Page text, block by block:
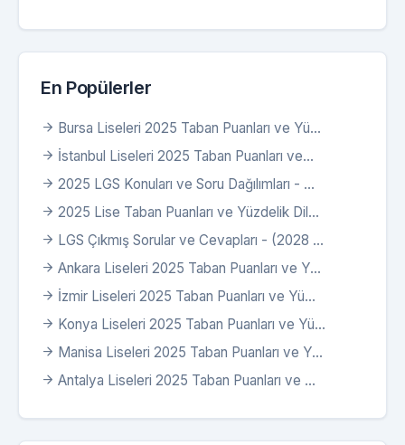
En Popülerler
Bursa Liseleri 2025 Taban Puanları ve Yü...
İstanbul Liseleri 2025 Taban Puanları ve...
2025 LGS Konuları ve Soru Dağılımları - ...
2025 Lise Taban Puanları ve Yüzdelik Dil...
LGS Çıkmış Sorular ve Cevapları - (2028 ...
Ankara Liseleri 2025 Taban Puanları ve Y...
İzmir Liseleri 2025 Taban Puanları ve Yü...
Konya Liseleri 2025 Taban Puanları ve Yü...
Manisa Liseleri 2025 Taban Puanları ve Y...
Antalya Liseleri 2025 Taban Puanları ve ...